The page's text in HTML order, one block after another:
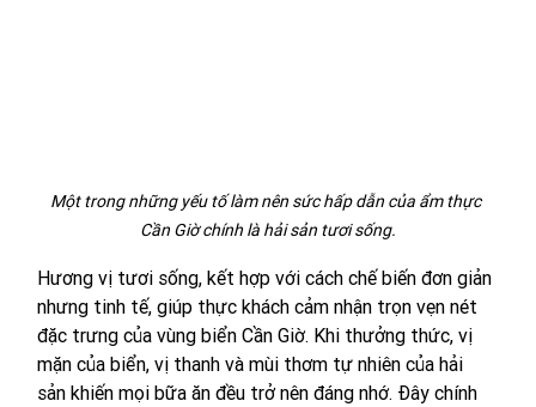
Một trong những yếu tố làm nên sức hấp dẫn của ẩm thực
Cần Giờ chính là hải sản tươi sống.
Hương vị tươi sống, kết hợp với cách chế biến đơn giản
nhưng tinh tế, giúp thực khách cảm nhận trọn vẹn nét
đặc trưng của vùng biển Cần Giờ. Khi thưởng thức, vị
mặn của biển, vị thanh và mùi thơm tự nhiên của hải
sản khiến mọi bữa ăn đều trở nên đáng nhớ. Đây chính